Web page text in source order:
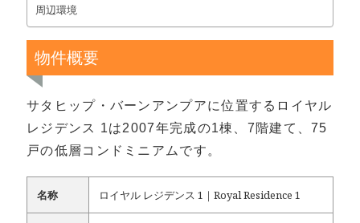
周辺環境
物件概要
サタヒップ・バーンアンプアに位置するロイヤル
レジデンス 1は2007年完成の1棟、7階建て、75
戸の低層コンドミニアムです。
名称 ロイヤル レジデンス 1｜Royal Residence 1